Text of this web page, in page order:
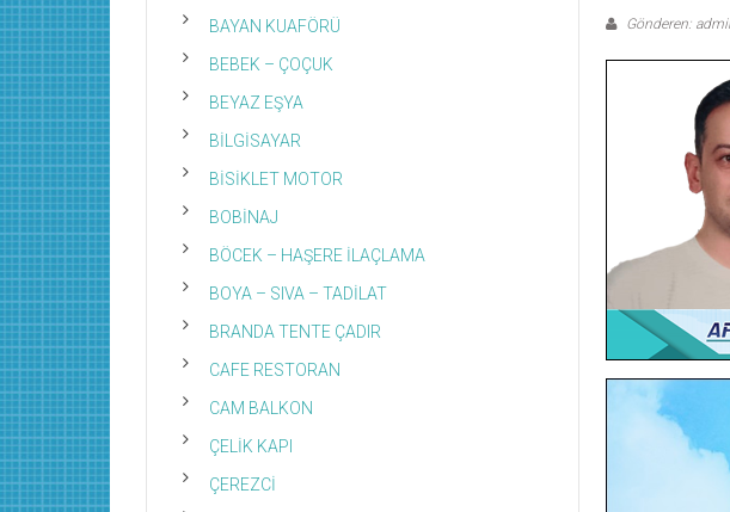
Gönderen:
BAYAN KUAFÖRÜ
BEBEK – ÇOÇUK
BEYAZ EŞYA
BİLGİSAYAR
BİSİKLET MOTOR
BOBİNAJ
BÖCEK – HAŞERE İLAÇLAMA
BOYA – SIVA – TADİLAT
BRANDA TENTE ÇADIR
CAFE RESTORAN
CAM BALKON
ÇELİK KAPI
ÇEREZCİ